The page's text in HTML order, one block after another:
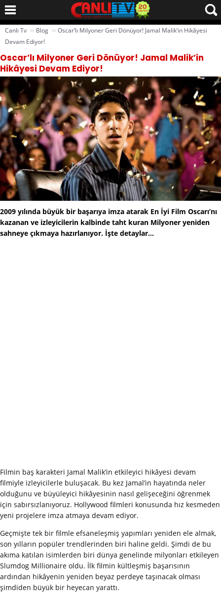
Canlı Tv ›› Blog ›› Oscar’lı Milyoner Geri Dönüyor! Jamal Malik’in Hikâyesi
Devam Ediyor!
Oscar’lı Milyoner Geri Dönüyor! Jamal Malik’in
Hikâyesi Devam Ediyor!
2009 yılında büyük bir başarıya imza atarak En İyi Film Oscarı’nı
kazanan ve izleyicilerin kalbinde taht kuran Milyoner yeniden
sahneye çıkmaya hazırlanıyor. İşte detaylar...
Filmin baş karakteri Jamal Malik’in etkileyici hikâyesi devam
filmiyle izleyicilerle buluşacak. Bu kez Jamal’in hayatında neler
olduğunu ve büyüleyici hikâyesinin nasıl gelişeceğini öğrenmek
için sabırsızlanıyoruz. Hollywood filmleri konusunda hız kesmeden
yeni projelere imza atmaya devam ediyor.
Geçmişte tek bir filmle efsaneleşmiş yapımları yeniden ele almak,
son yılların popüler trendlerinden biri haline geldi. Şimdi de bu
akıma katılan isimlerden biri dünya genelinde milyonları etkileyen
Slumdog Millionaire oldu. İlk filmin kültleşmiş başarısının
ardından hikâyenin yeniden beyaz perdeye taşınacak olması
şimdiden büyük bir heyecan yarattı.